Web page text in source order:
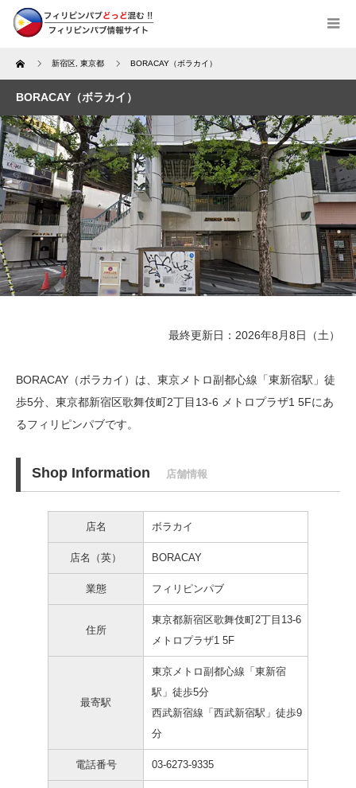
Home 新宿区 東京都 BORACAY（ボラカイ）
BORACAY（ボラカイ）
最終更新日：2026年8月8日（土）
BORACAY（ボラカイ）は、東京メトロ副都心線「東新宿駅」徒
歩5分、 東京都新宿区歌舞伎町2丁目13-6 メトロプラザ1 5Fにあ
るフィリピンパブです。
Shop Information 店舗情報
店名 ボラカイ
店名（英） BORACAY
業態 フィリピンパブ
住所
東京都新宿区歌舞伎町2丁目13-6
メトロプラザ1 5F
最寄駅
東京メトロ副都心線「東新宿
駅」徒歩5分
西武新宿線「西武新宿駅」徒歩9
分
電話番号 03-6273-9335